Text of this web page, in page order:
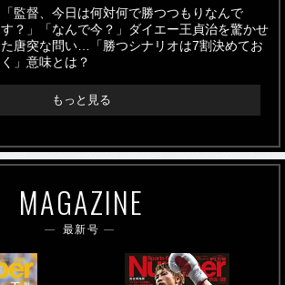
「監督、今日は何対何で勝つつもりなんで
す？」「なんで今？」ダイエー王貞治を驚かせ
た唐突な問い…「勝つシナリオは7割決めてお
く」意味とは？
もっと見る
MAGAZINE
最新号